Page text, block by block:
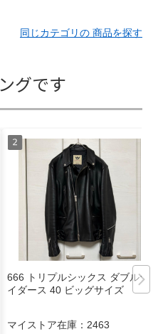
同じカテゴリの 商品を探す
グです
666 トリプルシックス ダブルラ
イダース 40 ビッグサイズ
マイストア在庫： 2463